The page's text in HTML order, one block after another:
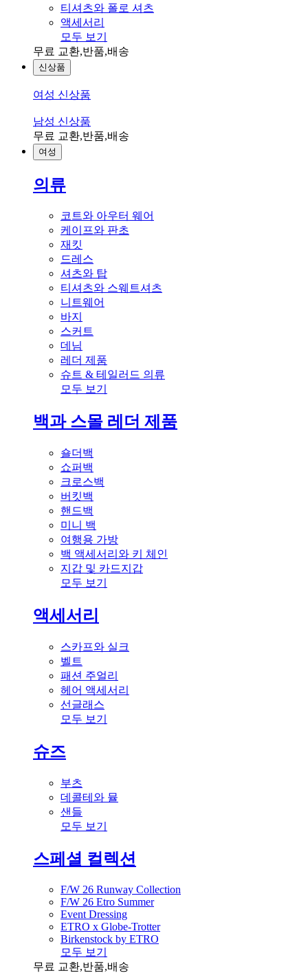
티셔츠와 폴로 셔츠
액세서리
모두 보기
무료 교환,반품,배송
신상품
여성 신상품
남성 신상품
무료 교환,반품,배송
여성
의류
코트와 아우터 웨어
케이프와 판초
재킷
드레스
셔츠와 탑
티셔츠와 스웨트셔츠
니트웨어
바지
스커트
데님
레더 제품
슈트 & 테일러드 의류
모두 보기
백과 스몰 레더 제품
숄더백
쇼퍼백
크로스백
버킷백
핸드백
미니 백
여행용 가방
백 액세서리와 키 체인
지갑 및 카드지갑
모두 보기
액세서리
스카프와 실크
벨트
패션 주얼리
헤어 액세서리
선글래스
모두 보기
슈즈
부츠
데콜테와 뮬
샌들
모두 보기
스페셜 컬렉션
F/W 26 Runway Collection
F/W 26 Etro Summer
Event Dressing
ETRO x Globe-Trotter
Birkenstock by ETRO
모두 보기
무료 교환,반품,배송